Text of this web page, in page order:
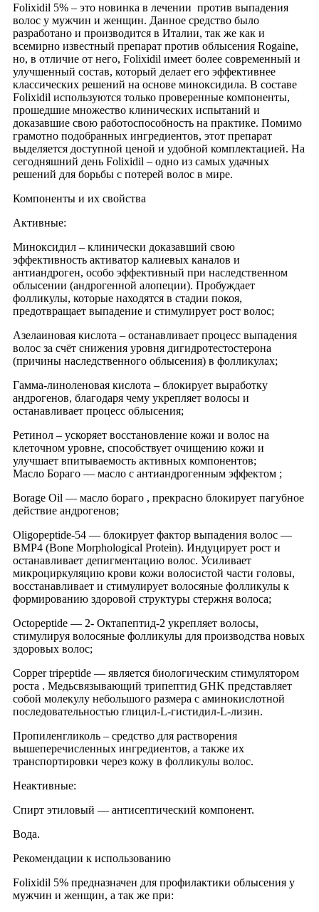
Folixidil 5% – это новинка в лечении против выпадения
волос у мужчин и женщин. Данное средство было
разработано и производится в Италии, так же как и
всемирно известный препарат против облысения Rogaine,
но, в отличие от него, Folixidil имеет более современный и
улучшенный состав, который делает его эффективнее
классических решений на основе миноксидила. В составе
Folixidil используются только проверенные компоненты,
прошедшие множество клинических испытаний и
доказавшие свою работоспособность на практике. Помимо
грамотно подобранных ингредиентов, этот препарат
выделяется доступной ценой и удобной комплектацией. На
сегодняшний день Folixidil – одно из самых удачных
решений для борьбы с потерей волос в мире.
Компоненты и их свойства
Активные:
Миноксидил – клинически доказавший свою
эффективность активатор калиевых каналов и
антиандроген, особо эффективный при наследственном
облысении (андрогенной алопеции). Пробуждает
фолликулы, которые находятся в стадии покоя,
предотвращает выпадение и стимулирует рост волос;
Азелаиновая кислота – останавливает процесс выпадения
волос за счёт снижения уровня дигидротестостерона
(причины наследственного облысения) в фолликулах;
Гамма-линоленовая кислота – блокирует выработку
андрогенов, благодаря чему укрепляет волосы и
останавливает процесс облысения;
Ретинол – ускоряет восстановление кожи и волос на
клеточном уровне, способствует очищению кожи и
улучшает впитываемость активных компонентов;
Масло Бораго — масло с антиандрогенным эффектом ;
Borage Oil — масло бораго , прекрасно блокирует пагубное
действие андрогенов;
Oligopeptide-54 — блокирует фактор выпадения волос —
BMP4 (Bone Morphological Protein). Индуцирует рост и
останавливает депигментацию волос. Усиливает
микроциркуляцию крови кожи волосистой части головы,
восстанавливает и стимулирует волосяные фолликулы к
формированию здоровой структуры стержня волоса;
Octopeptide — 2- Октапептид-2 укрепляет волосы,
стимулируя волосяные фолликулы для производства новых
здоровых волос;
Copper tripeptide — является биологическим стимулятором
роста . Медьсвязывающий трипептид GHK представляет
собой молекулу небольшого размера с аминокислотной
последовательностью глицил-L-гистидил-L-лизин.
Пропиленгликоль – средство для растворения
вышеперечисленных ингредиентов, а также их
транспортировки через кожу в фолликулы волос.
Неактивные:
Спирт этиловый — антисептический компонент.
Вода.
Рекомендации к использованию
Folixidil 5% предназначен для профилактики облысения у
мужчин и женщин, а так же при: